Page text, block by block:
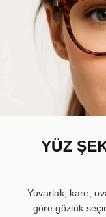
YÜZ
Yuvarlak, kare,
göre gözlük